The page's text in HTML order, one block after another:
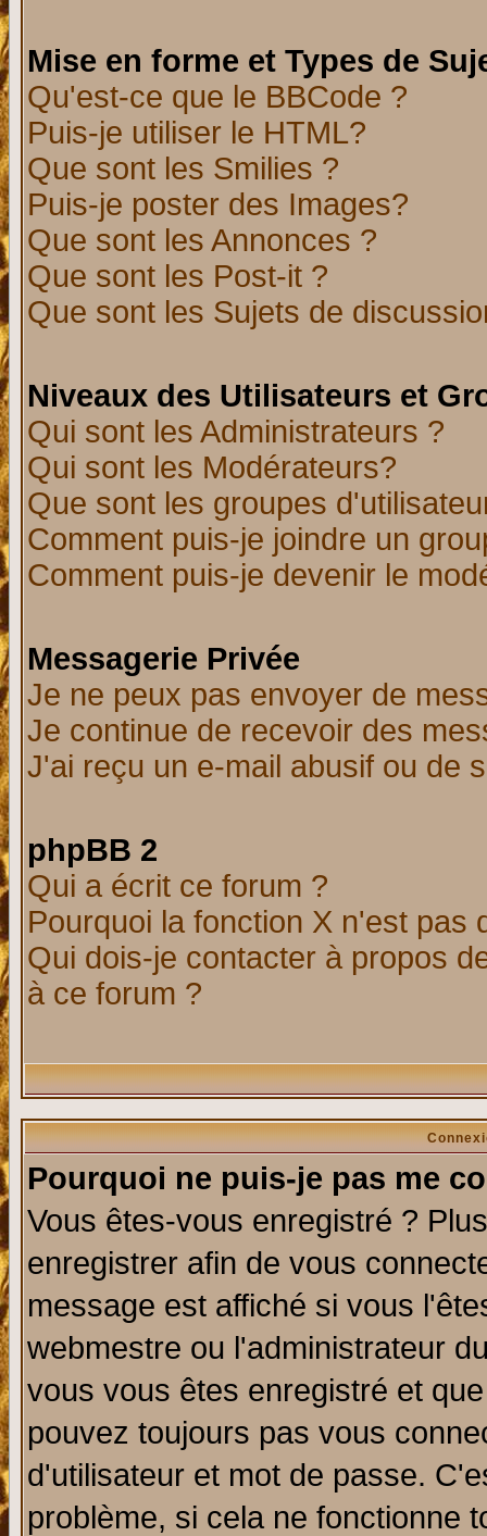
Mise en forme et Types de
Qu'est-ce que le BBCode ?
Puis-je utiliser le HTML?
Que sont les Smilies ?
Puis-je poster des Images?
Que sont les Annonces ?
Que sont les Post-it ?
Que sont les Sujets de
Niveaux des Utilisateurs et
Qui sont les Administrateurs ?
Qui sont les Modérateurs?
Que sont les groupes
Comment puis-je joindre un
Comment puis-je devenir le
Messagerie Privée
Je ne peux pas envoyer de
Je continue de recevoir des
J'ai reçu un e-mail abusif ou de
phpBB 2
Qui a écrit ce forum ?
Pourquoi la fonction X n'est pas
Qui dois-je contacter à propos
à ce forum ?
Pourquoi ne puis-je pas me
Vous êtes-vous enregistré ?
enregistrer afin de vous
message est affiché si vous
webmestre ou l'administrateur
vous vous êtes enregistré et
pouvez toujours pas vous
d'utilisateur et mot de passe.
problème, si cela ne fonctionne